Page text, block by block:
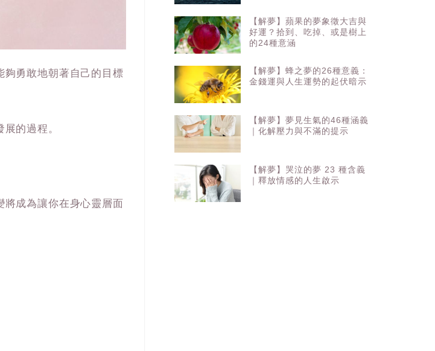
勇敢地朝著自己的目標
的過程。
將成為讓你在身心靈層面
【解夢】蘋果的夢象徵大吉與
好運？拾到、吃掉、或是樹上
的24種意涵
【解夢】蜂之夢的26種意義：
金錢運與人生運勢的起伏暗示
【解夢】夢見生氣的46種涵義
｜化解壓力與不滿的提示
【解夢】哭泣的夢 23 種含義
｜釋放情感的人生啟示